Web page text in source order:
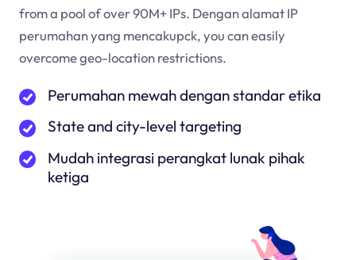
from a pool of over 90M+ IPs. Dengan alamat IP
perumahan yang mencakupck, you can easily
overcome geo-location restrictions.
Perumahan mewah dengan standar etika
State and city-level targeting
Mudah integrasi perangkat lunak pihak
ketiga